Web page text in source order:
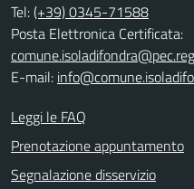
Tel:(+39) 0345-71588
Posta Elettronica Certificata:
E-mail:
Leggi le FAQ
Prenotazione appuntamento
Segnalazione disservizio